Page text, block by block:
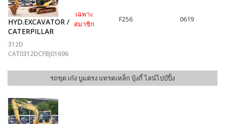
HYD.EXCAVATOR /
CATERPILLAR
312D
CAT0312DCFBJ01696
เฉพาะ
สมาชิก
F256 0619
รถขุด เก๋ง บูมตรง แทรคเหล็ก บุ้งกี๋ ไลน์ไปป์ปิ้ง